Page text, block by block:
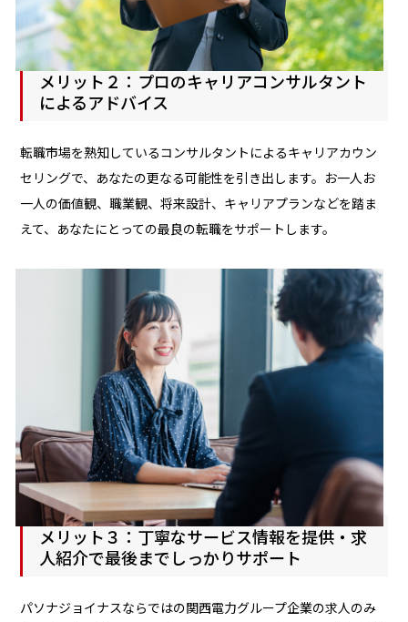
メリット２：プロのキャリアコンサルタント
によるアドバイス
転職市場を熟知しているコンサルタントによるキャリアカウン
セリングで、あなたの更なる可能性を引き出します。お一人お
一人の価値観、職業観、将来設計、キャリアプランなどを踏ま
えて、あなたにとっての最良の転職をサポートします。
メリット３：丁寧なサービス情報を提供・求
人紹介で最後までしっかりサポート
パソナジョイナスならではの関西電力グループ企業の求人のみ